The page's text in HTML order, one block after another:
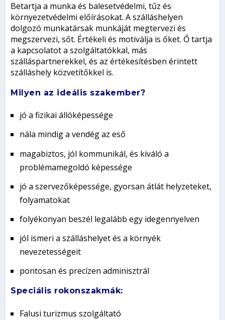
Betartja a munka és balesetvédelmi, tűz és
környezetvédelmi előírásokat. A szálláshelyen
dolgozó munkatársak munkáját megtervezi és
megszervezi, sőt. Értékeli és motiválja is őket. Ő tartja
a kapcsolatot a szolgáltatókkal, más
szálláspartnerekkel, és az értékesítésben érintett
szálláshely közvetítőkkel is.
Milyen az ideális szakember?
jó a fizikai állóképessége
nála mindig a vendég az eső
magabiztos, jól kommunikál, és kiváló a
problémamegoldó képessége
jó a szervezőképessége, gyorsan átlát helyzeteket,
folyamatokat
folyékonyan beszél legalább egy idegennyelven
jól ismeri a szálláshelyet és a környék
nevezetességeit
pontosan és precízen adminisztrál
Speciális rokonszakmák:
Falusi turizmus szolgáltató